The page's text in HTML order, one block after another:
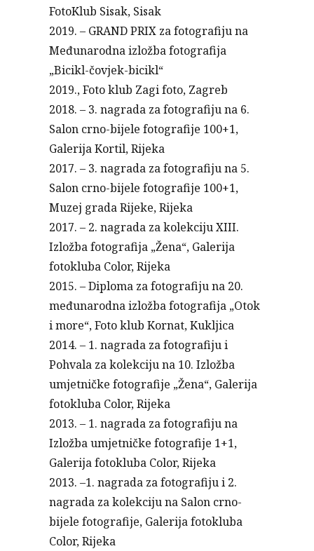
FotoKlub Sisak, Sisak
2019. – GRAND PRIX za fotografiju na
Međunarodna izložba fotografija
„Bicikl-čovjek-bicikl“
2019., Foto klub Zagi foto, Zagreb
2018. – 3. nagrada za fotografiju na 6.
Salon crno-bijele fotografije 100+1,
Galerija Kortil, Rijeka
2017. – 3. nagrada za fotografiju na 5.
Salon crno-bijele fotografije 100+1,
Muzej grada Rijeke, Rijeka
2017. – 2. nagrada za kolekciju XIII.
Izložba fotografija „Žena“, Galerija
fotokluba Color, Rijeka
2015. – Diploma za fotografiju na 20.
međunarodna izložba fotografija „Otok
i more“, Foto klub Kornat, Kukljica
2014. – 1. nagrada za fotografiju i
Pohvala za kolekciju na 10. Izložba
umjetničke fotografije „Žena“, Galerija
fotokluba Color, Rijeka
2013. – 1. nagrada za fotografiju na
Izložba umjetničke fotografije 1+1,
Galerija fotokluba Color, Rijeka
2013. –1. nagrada za fotografiju i 2.
nagrada za kolekciju na Salon crno-
bijele fotografije, Galerija fotokluba
Color, Rijeka